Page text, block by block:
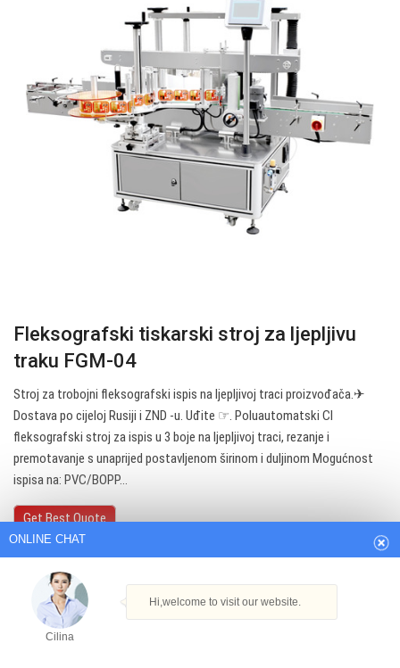
Fleksografski tiskarski stroj za ljepljivu
traku FGM-04
Stroj za trobojni fleksografski ispis na ljepljivoj traci proizvođača.✈
Dostava po cijeloj Rusiji i ZND -u. Uđite ☞. Poluautomatski Cl
fleksografski stroj za ispis u 3 boje na ljepljivoj traci, rezanje i
premotavanje s unaprijed postavljenom širinom i duljinom Mogućnost
ispisa na: PVC/BOPP…
Get Best Quote
ONLINE CHAT
Cilina